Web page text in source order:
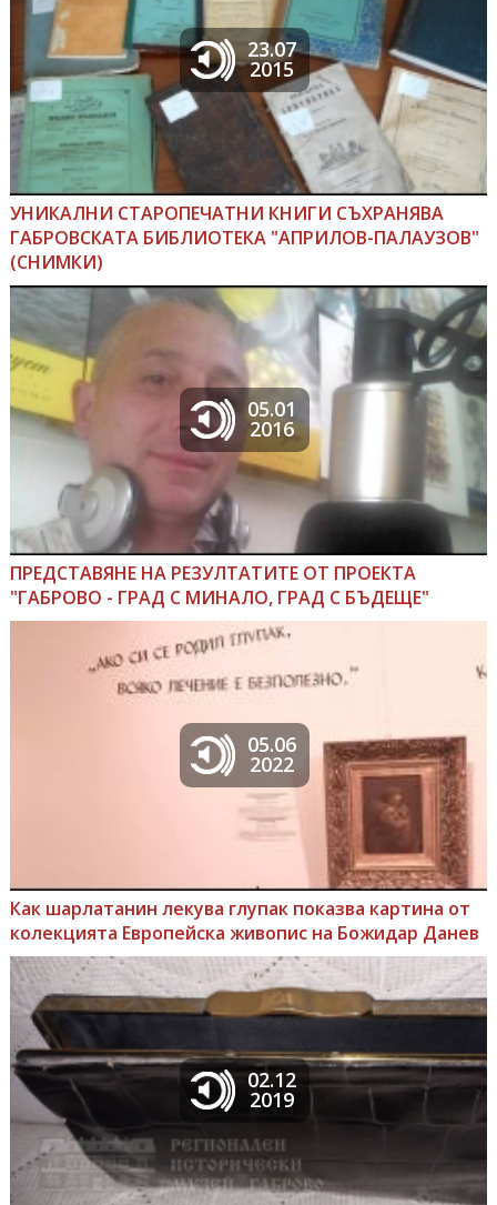
23.07
2015
УНИКАЛНИ СТАРОПЕЧАТНИ КНИГИ СЪХРАНЯВА
ГАБРОВСКАТА БИБЛИОТЕКА "АПРИЛОВ-ПАЛАУЗОВ"
(СНИМКИ)
05.01
2016
ПРЕДСТАВЯНЕ НА РЕЗУЛТАТИТЕ ОТ ПРОЕКТА
"ГАБРОВО - ГРАД С МИНАЛО, ГРАД С БЪДЕЩЕ"
05.06
2022
Как шарлатанин лекува глупак показва картина от
колекцията Европейска живопис на Божидар Данев
02.12
2019